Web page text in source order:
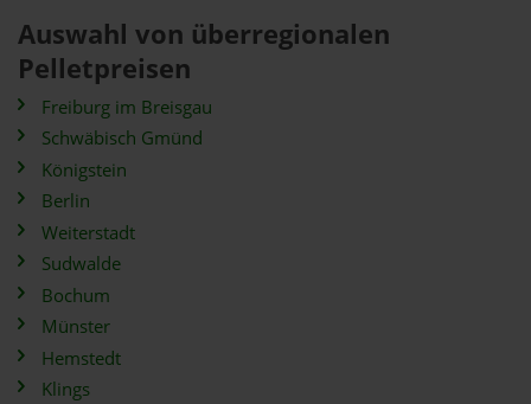
Auswahl von überregionalen
Pelletpreisen
Freiburg im Breisgau
Schwäbisch Gmünd
Königstein
Berlin
Weiterstadt
Sudwalde
Bochum
Münster
Hemstedt
Klings